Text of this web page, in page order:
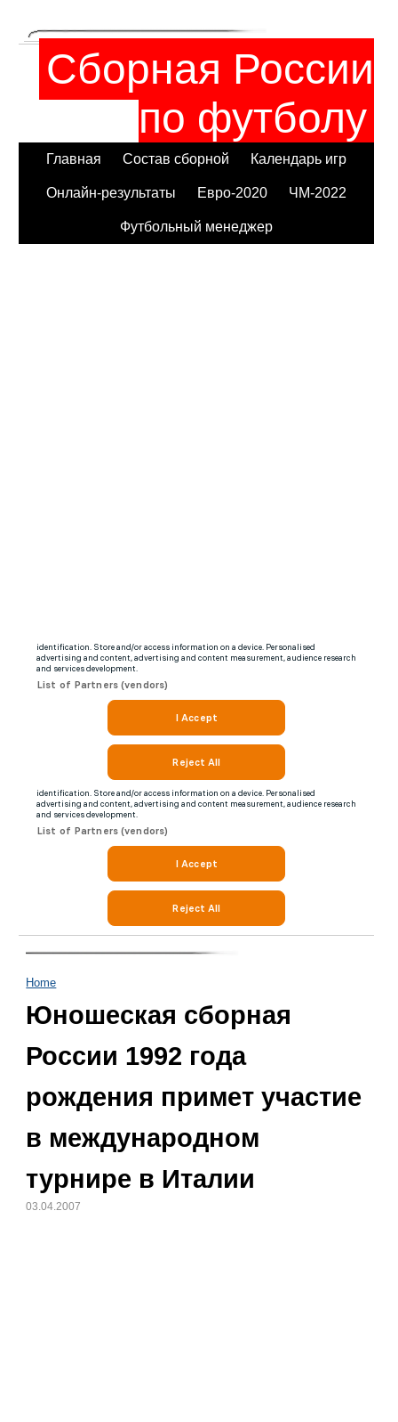
Сборная России
по футболу
Главная Состав сборной Календарь игр
Онлайн-результаты Евро-2020 ЧМ-2022
Футбольный менеджер
Home
Юношеская сборная
России 1992 года
рождения примет участие
в международном
турнире в Италии
03.04.2007